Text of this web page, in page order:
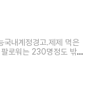
국내계정경고.제제 먹은
팔로워는 230명정도 밖